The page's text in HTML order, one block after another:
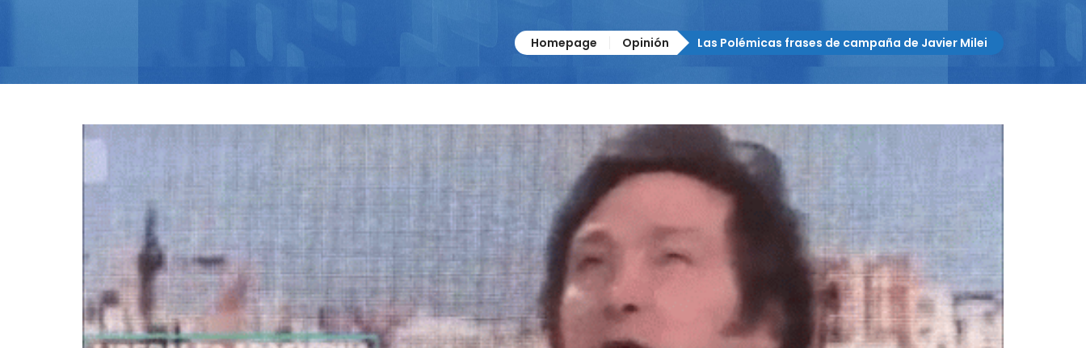
Homepage Opinión Las Polémicas frases de campaña de Javier Milei